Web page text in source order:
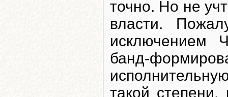
точно. Но не
власти.
исключением
банд-
такой